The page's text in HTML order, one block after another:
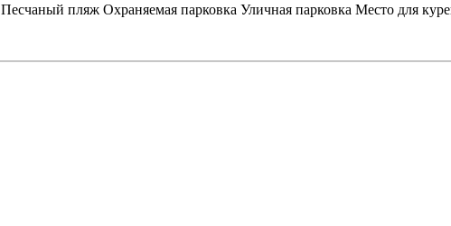
Песчаный пляж Охраняемая парковка Уличная парковка Место для